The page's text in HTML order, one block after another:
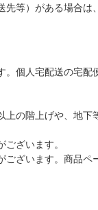
等）がある場合は
個人宅配送の宅配
の階上げや、地下
ざいます。
ざいます。商品ペ